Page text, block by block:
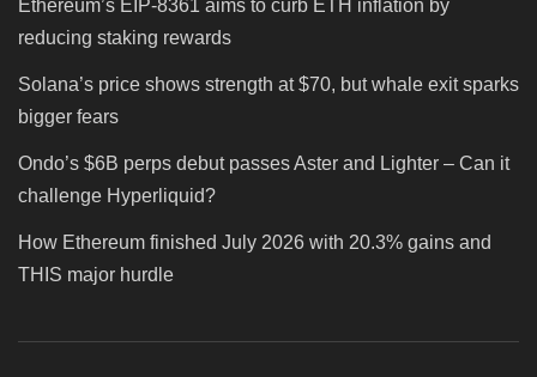
Ethereum’s EIP-8361 aims to curb ETH inflation by
reducing staking rewards
Solana’s price shows strength at $70, but whale exit sparks
bigger fears
Ondo’s $6B perps debut passes Aster and Lighter – Can it
challenge Hyperliquid?
How Ethereum finished July 2026 with 20.3% gains and
THIS major hurdle